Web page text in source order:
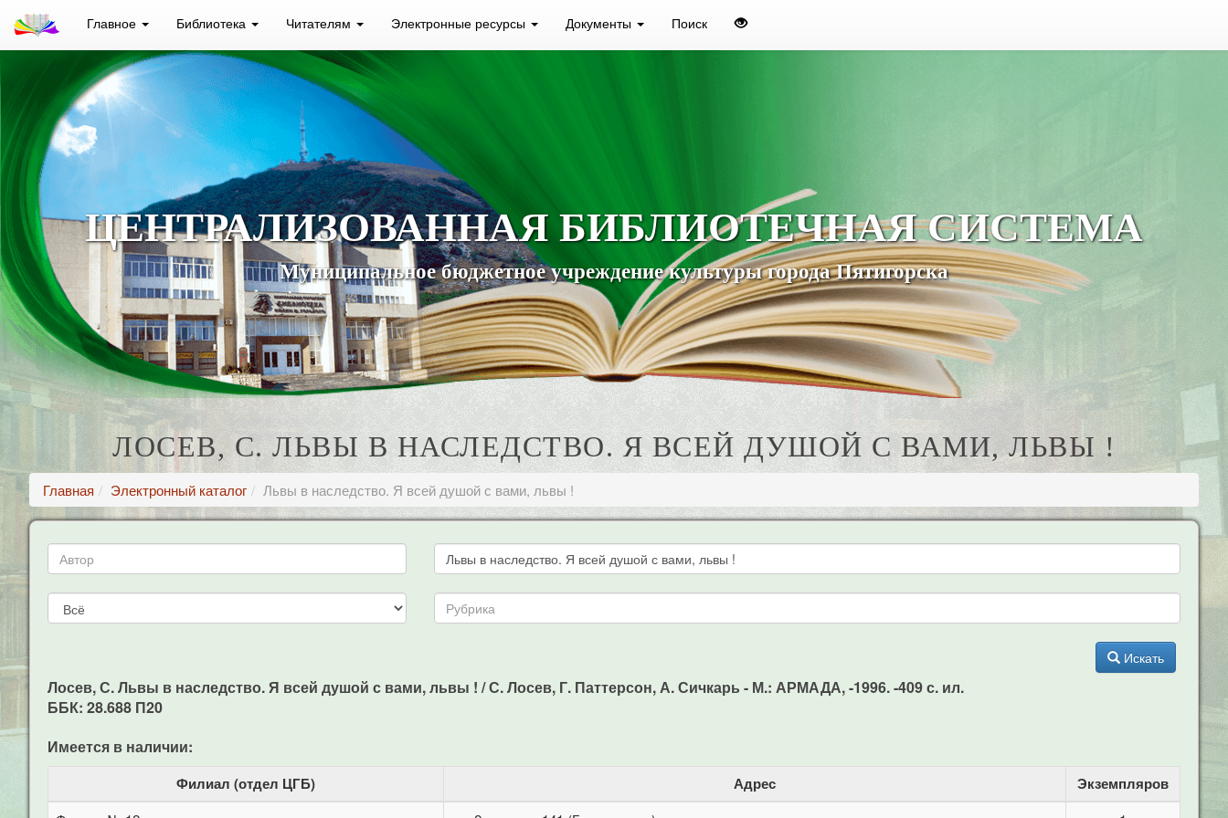
Главное Библиотека Читателям Электронные ресурсы Документы Поиск
ЦЕНТРАЛИЗОВАННАЯ БИБЛИОТЕЧНАЯ СИСТЕМА
Муниципальное бюджетное учреждение культуры города Пятигорска
ЛОСЕВ, С. ЛЬВЫ В НАСЛЕДСТВО. Я ВСЕЙ ДУШОЙ С ВАМИ, ЛЬВЫ !
Главная Электронный каталог Львы в наследство. Я всей душой с вами, львы !
Искать
Лосев, С. Львы в наследство. Я всей душой с вами, львы ! / С. Лосев, Г. Паттерсон, А. Сичкарь - М.: АРМАДА, -1996. -409 с. ил.
ББК: 28.688 П20
Имеется в наличии:
Филиал (отдел ЦГБ) Адрес Экземпляров